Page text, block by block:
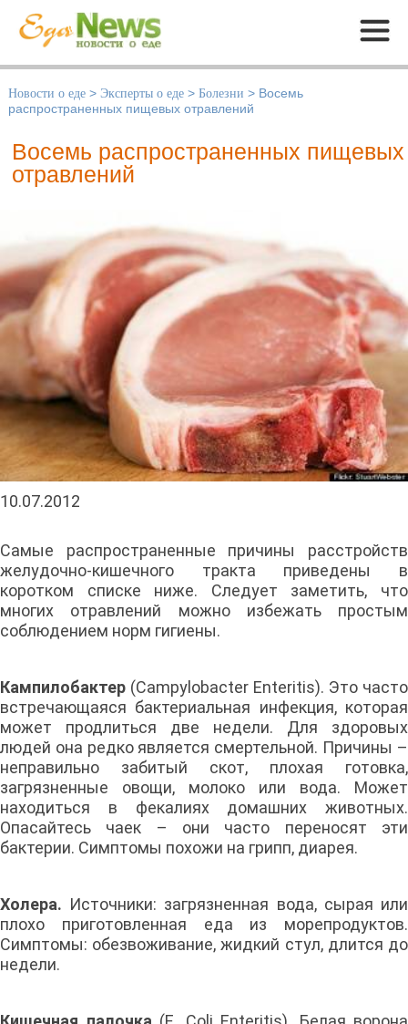
Меню
Новости о еде > Эксперты о еде > Болезни > Восемь
распространенных пищевых отравлений
Восемь распространенных пищевых
отравлений
10.07.2012
Самые распространенные причины расстройств
желудочно-кишечного тракта приведены в
коротком списке ниже. Следует заметить, что
многих отравлений можно избежать простым
соблюдением норм гигиены.
Кампилобактер (Campylobacter Enteritis). Это часто
встречающаяся бактериальная инфекция, которая
может продлиться две недели. Для здоровых
людей она редко является смертельной. Причины –
неправильно забитый скот, плохая готовка,
загрязненные овощи, молоко или вода. Может
находиться в фекалиях домашних животных.
Опасайтесь чаек – они часто переносят эти
бактерии. Симптомы похожи на грипп, диарея.
Холера. Источники: загрязненная вода, сырая или
плохо приготовленная еда из морепродуктов.
Симптомы: обезвоживание, жидкий стул, длится до
недели.